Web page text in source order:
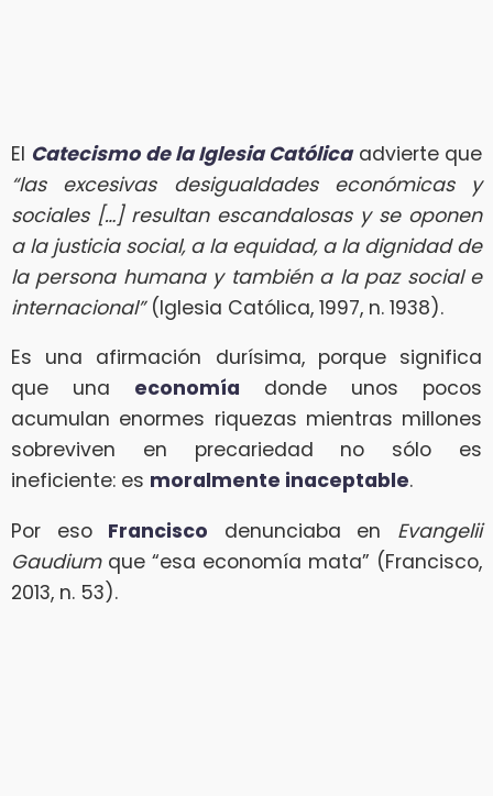
El Catecismo de la Iglesia Católicaadvierte que
“las excesivas desigualdades económicas y
sociales […] resultan escandalosas y se oponen
a la justicia social, a la equidad, a la dignidad de
la persona humana y también a la paz social e
internacional”(Iglesia Católica, 1997, n. 1938).
Es una afirmación durísima, porque significa
que una economía donde unos pocos
acumulan enormes riquezas mientras millones
sobreviven en precariedad no sólo es
ineficiente: es moralmente inaceptable.
Por eso Francisco denunciaba en Evangelii
Gaudiumque “esa economía mata” (Francisco,
2013, n. 53).